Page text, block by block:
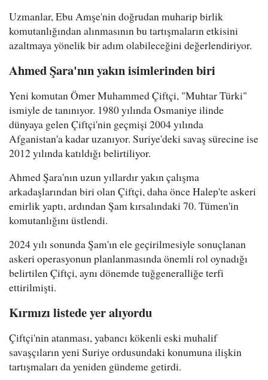
Uzmanlar, Ebu Amşe'nin doğrudan muharip birlik
komutanlığından alınmasının bu tartışmaların etkisini
azaltmaya yönelik bir adım olabileceğini değerlendiriyor.
Ahmed Şara'nın yakın isimlerinden biri
Yeni komutan Ömer Muhammed Çiftçi, "Muhtar Türki"
ismiyle de tanınıyor. 1980 yılında Osmaniye ilinde
dünyaya gelen Çiftçi'nin geçmişi 2004 yılında
Afganistan'a kadar uzanıyor. Suriye'deki savaş sürecine ise
2012 yılında katıldığı belirtiliyor.
Ahmed Şara'nın uzun yıllardır yakın çalışma
arkadaşlarından biri olan Çiftçi, daha önce Halep'te askeri
emirlik yaptı, ardından Şam kırsalındaki 70. Tümen'in
komutanlığını üstlendi.
2024 yılı sonunda Şam'ın ele geçirilmesiyle sonuçlanan
askeri operasyonun planlanmasında önemli rol oynadığı
belirtilen Çiftçi, aynı dönemde tuğgeneralliğe terfi
ettirilmişti.
Kırmızı listede yer alıyordu
Çiftçi'nin atanması, yabancı kökenli eski muhalif
savaşçıların yeni Suriye ordusundaki konumuna ilişkin
tartışmaları da yeniden gündeme getirdi.